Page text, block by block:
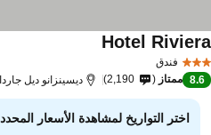
فندق
Hotelمشاهدة الأسعار
8.6 ممتاز 2,190 ديسينزانو ديل جاردا
اختر التواريخ لمشاهدة الأسعار المحددة